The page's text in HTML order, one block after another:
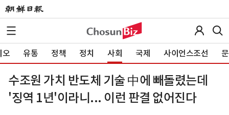
오 유통 정책 정치 사회 국제 사이언스조선
수조원 가치 반도체 기술 中에 빼돌렸는데
'징역 1년'이라니... 이런 판결 없어진다